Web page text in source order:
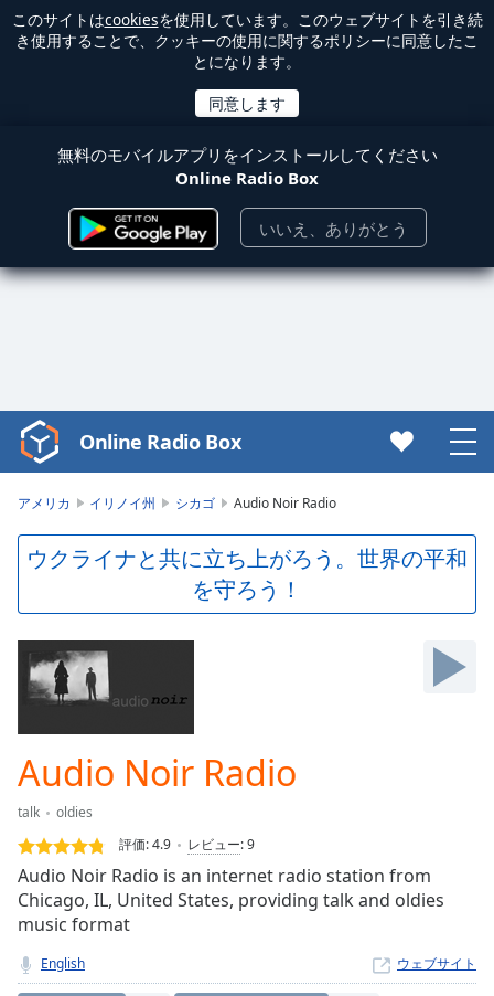
このサイトはcookiesを使用しています。このウェブサイトを引き続
き使用することで、クッキーの使用に関するポリシーに同意したこ
とになります。
無料のモバイルアプリをインストールしてください
Online Radio Box
いいえ、ありがとう
Video
Player
Play
Video
Skip
Skip
Forward
Mute
Loaded:
0.00%
Stream
TypeLIVE
Seek to
currently
behind
liveLIVE
Online Radio Box
アメリカ イリノイ州 シカゴ Audio Noir Radio
ウクライナと共に立ち上がろう。世界の平和
を守ろう！
Audio Noir Radio
talk
oldies
評価:4.9 レビュー:9
Audio Noir Radio is an internet radio station from
Chicago, IL, United States, providing talk and oldies
music format
English ウェブサイト